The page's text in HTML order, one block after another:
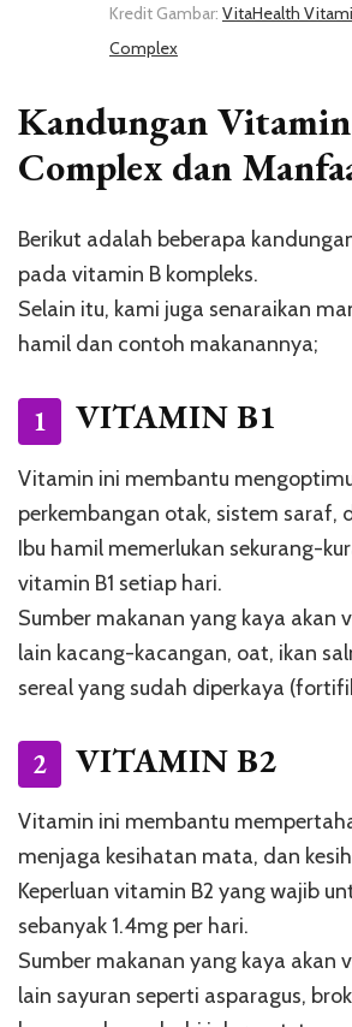
Kredit Gambar: VitaHealth
Complex
Kandungan
Complex dan
Berikut adalah beberapa
pada vitamin B kompleks.
Selain itu, kami juga senaraikan
hamil dan contoh makanannya;
1 VITAMIN B1
Vitamin ini membantu
perkembangan otak, sistem saraf,
Ibu hamil memerlukan sekurang-
vitamin B1 setiap hari.
Sumber makanan yang kaya akan
lain kacang-kacangan, oat, ikan
sereal yang sudah diperkaya
2 VITAMIN B2
Vitamin ini membantu
menjaga kesihatan mata, dan
Keperluan vitamin B2 yang wajib
sebanyak 1.4mg per hari.
Sumber makanan yang kaya akan
lain sayuran seperti asparagus,